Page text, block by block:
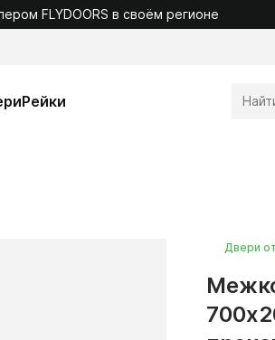
FLYDOORS в своём регионе
Рейки
Двери